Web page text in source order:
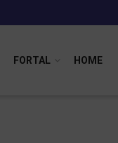
FORTAL HOME